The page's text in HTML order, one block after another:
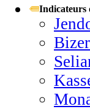
Indicateurs